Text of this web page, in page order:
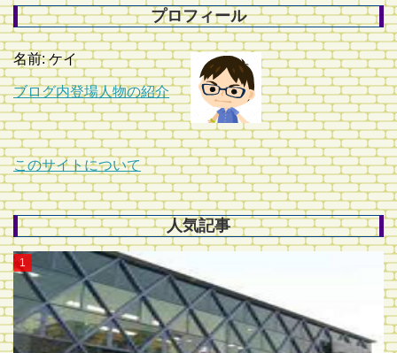
プロフィール
名前: ケイ
ブログ内登場人物の紹介
このサイトについて
人気記事